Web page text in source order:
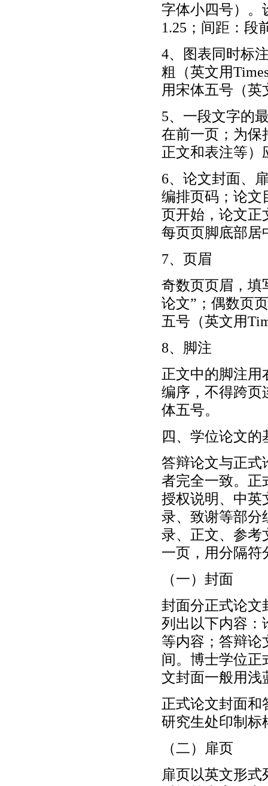
字体小四号）。
1.25；间距：段
4、图表同时标
粗（英文用
用宋体五号（英
5、一段文字的
在前一页；为保
正文和表注等）
6、论文封面、
编排页码；论文
页开始，论文正
每页页脚底部居
7、页眉
奇数页页眉，填
论文”；偶数页
五号（英文用
8、脚注
正文中的脚注
编序，不得跨页
体五号。
四、学位论文
答辩论文与正式
者完全一致。正
授权说明、中英
录、致谢等部分
录、正文、参考
一页，用分隔符
（一）封面
封面分正式论文
列出以下内容：
等内容；答辩论
间。博士学位正
文封面一般用浅
正式论文封面和
研究生处印制标
（二）扉页
扉页以英文形